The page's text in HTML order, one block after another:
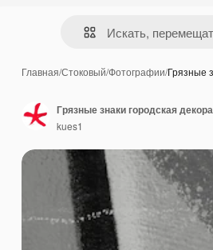
Главная/Стоковый/Фотографии/Грязные
Грязные знаки городская
kues1